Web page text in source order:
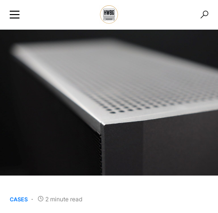
CASES 2 minute read